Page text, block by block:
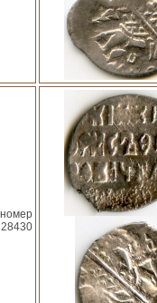
номер
28430